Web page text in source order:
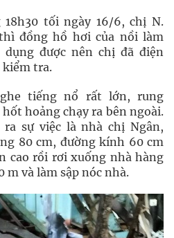
18h30 tối ngày 16/6, chị N.
đồng hồ hơi của nồi làm
được nên chị đã điện
kiểm tra.
tiếng nổ rất lớn, rung
hoảng chạy ra bên ngoài.
sự việc là nhà chị Ngân,
80 cm, đường kính 60 cm
cao rồi rơi xuống nhà hàng
m và làm sập nóc nhà.